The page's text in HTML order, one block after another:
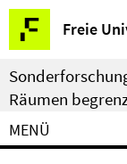
Springe
direkt
zu
Inhalt
Freie
Service-
Navigation
Räumen
MENÜ